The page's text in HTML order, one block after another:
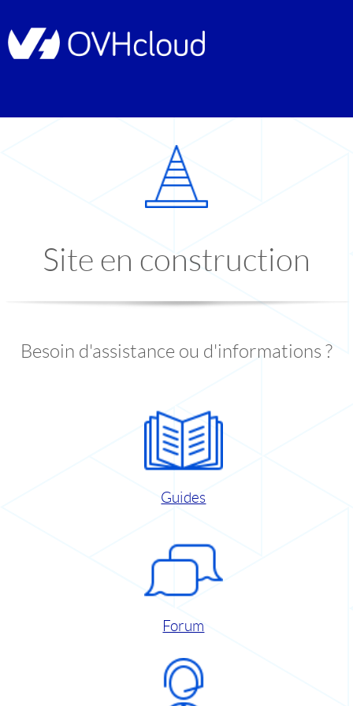
Site en construction
Besoin d'assistance ou d'informations ?
Guides
Forum